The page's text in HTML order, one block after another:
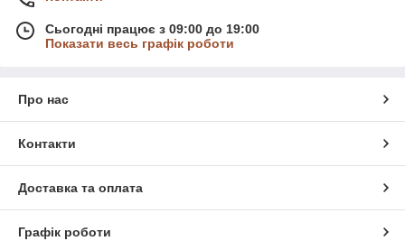
Сьогодні працює з 09:00 до 19:00
Показати весь графік роботи
Про нас
Контакти
Доставка та оплата
Графік роботи